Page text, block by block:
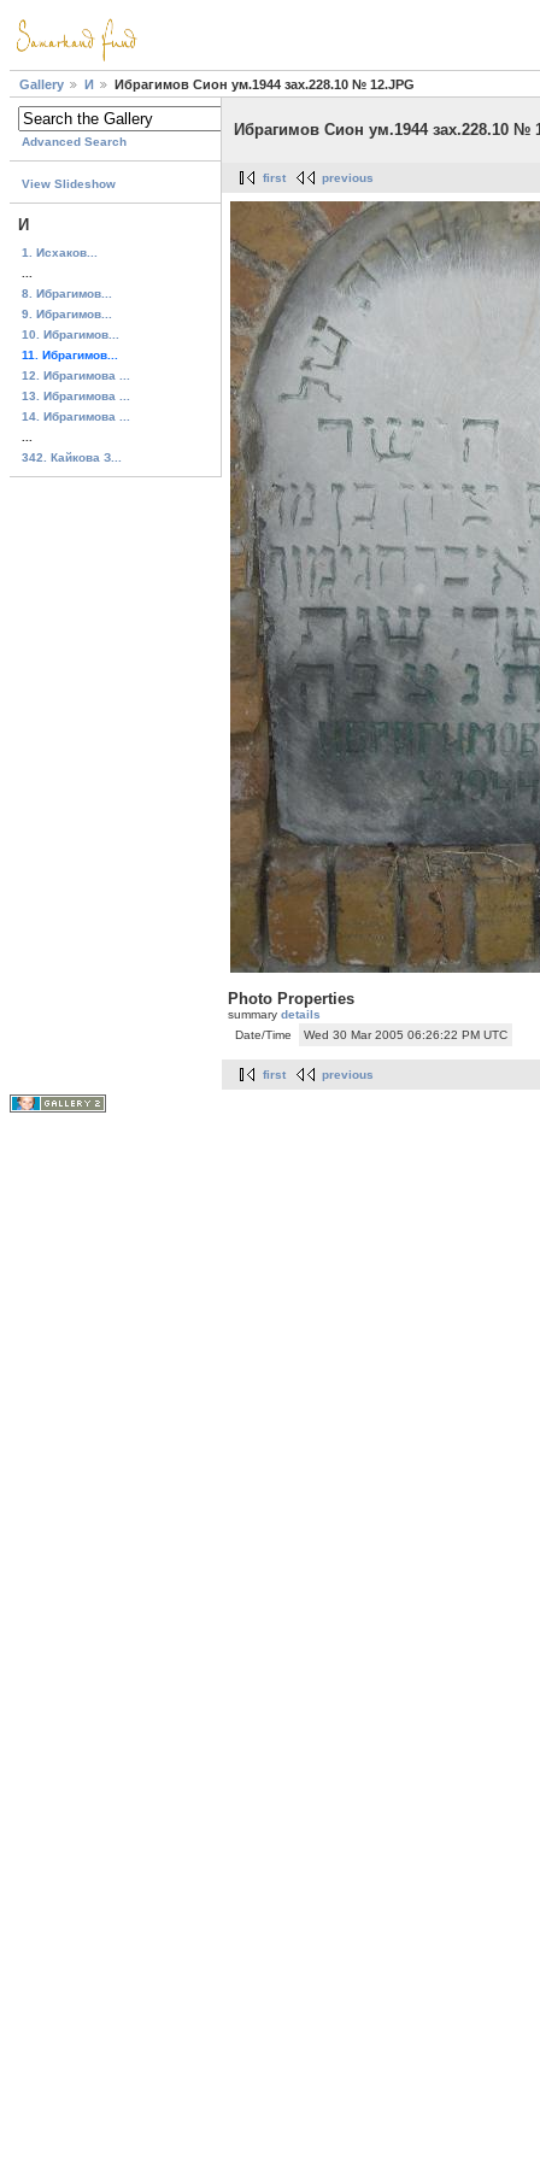
Gallery И Ибрагимов Сион ум.1944 зах.228.10 № 12.JPG
Advanced Search
View Slideshow
И
1. Исхаков...
8. Ибрагимов...
9. Ибрагимов...
10. Ибрагимов...
11. Ибрагимов...
12. Ибрагимова ...
13. Ибрагимова ...
14. Ибрагимова ...
342. Кайкова З...
Ибрагимов Сион ум.1944 зах.228.10 №
first previous
Photo Properties
summary details
Date/Time
Wed 30 Mar 2005 06:26:22 PM UTC
first previous